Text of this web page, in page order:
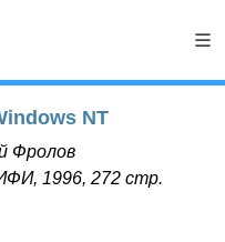
NT
Фролов
1996, 272 стр.